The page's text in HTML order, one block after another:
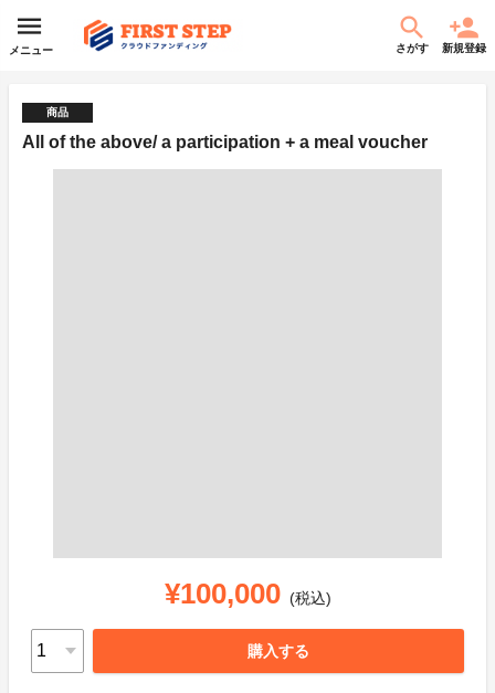
メニュー さがす 新規登録
商品
All of the above/ a participation + a meal voucher
¥100,000 (税込)
購入する